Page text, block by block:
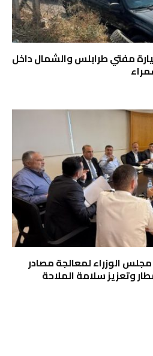
مفتي طرابلس والشمال داخل
الوزراء لمعالجة مصادر
وتعزيز سلامة الملاحة